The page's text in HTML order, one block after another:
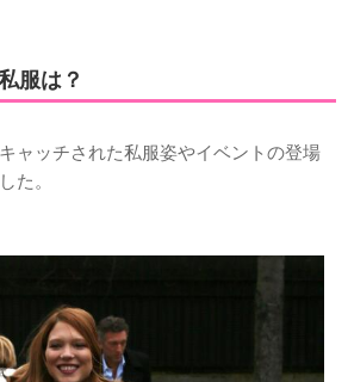
服は？
ャッチされた私服姿やイベントの登場
た。